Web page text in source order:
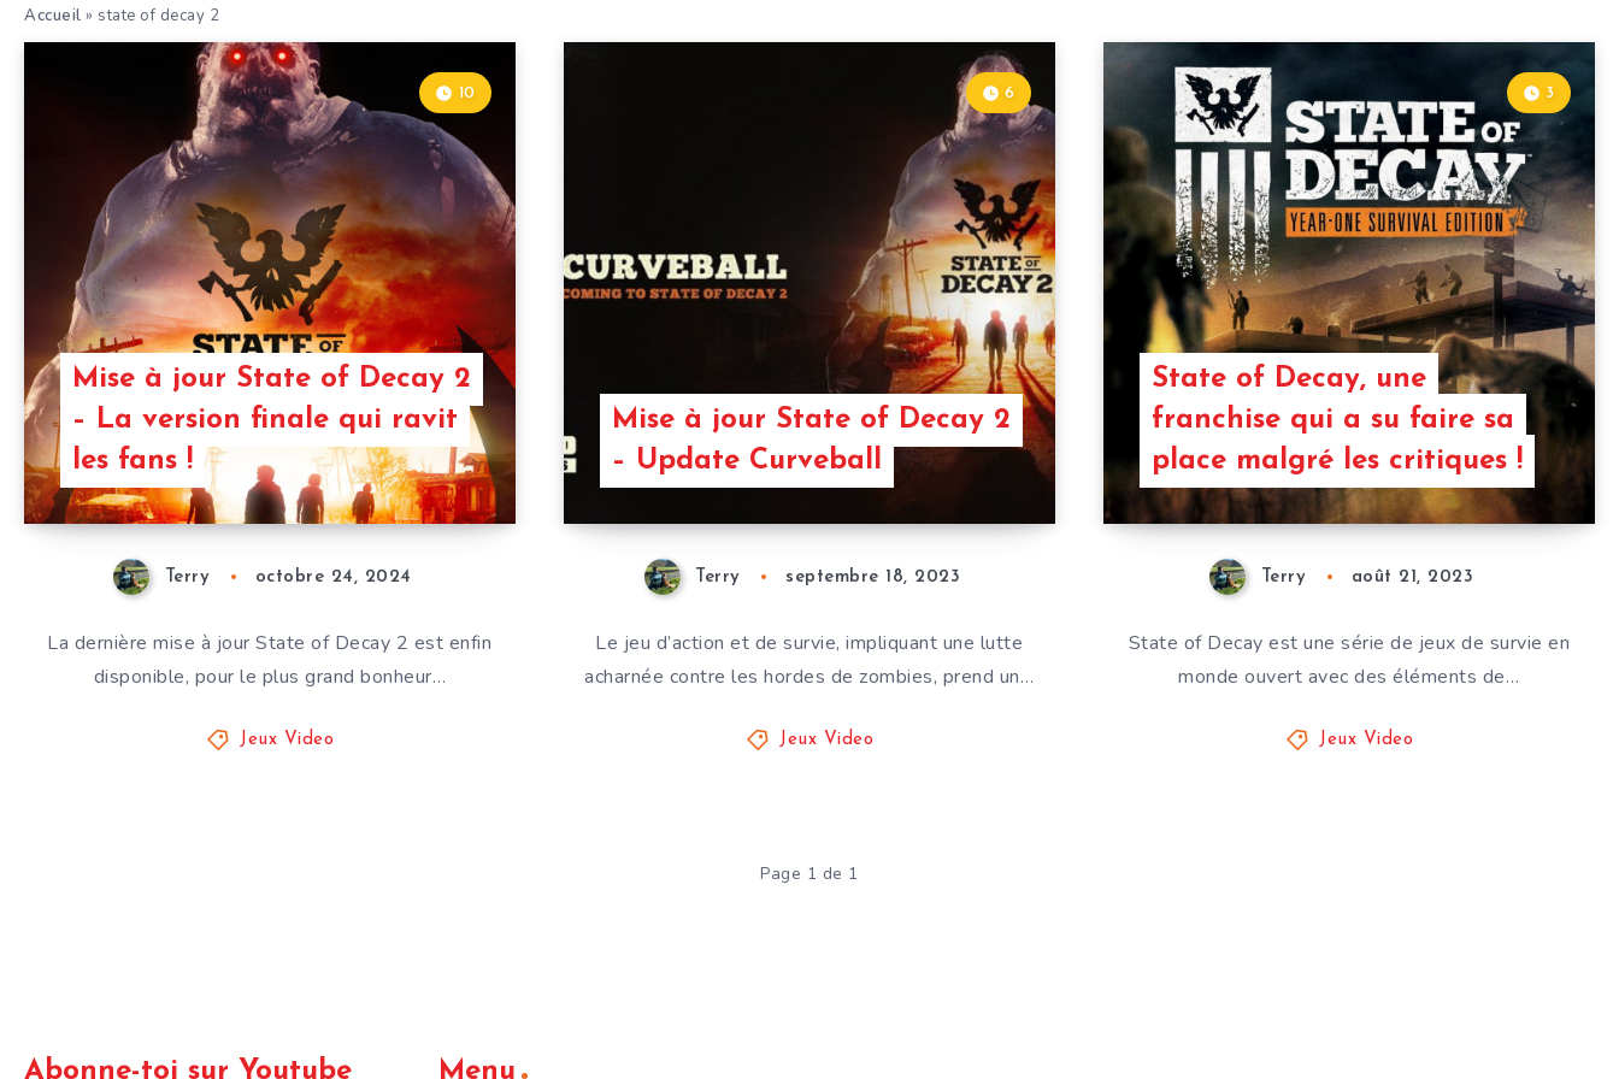
Accueil » state of decay 2
Mise à jour State of Decay 2
– La version finale qui ravit
les fans !
10
Terry octobre 24, 2024
La dernière mise à jour State of Decay 2 est enfin
disponible, pour le plus grand bonheur…
Jeux Video
Mise à jour State of Decay 2
– Update Curveball
6
Terry septembre 18, 2023
Le jeu d’action et de survie, impliquant une lutte
acharnée contre les hordes de zombies, prend un…
Jeux Video
State of Decay, une
franchise qui a su faire sa
place malgré les critiques !
3
Terry août 21, 2023
State of Decay est une série de jeux de survie en
monde ouvert avec des éléments de…
Jeux Video
Page 1 de 1
Abonne-toi sur Youtube Menu